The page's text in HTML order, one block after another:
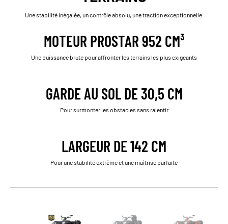
Une stabilité inégalée, un contrôle absolu, une traction exceptionnelle.
MOTEUR PROSTAR 952 CM³
Une puissance brute pour affronter les terrains les plus exigeants
GARDE AU SOL DE 30,5 CM
Pour surmonter les obstacles sans ralentir
LARGEUR DE 142 CM
Pour une stabilité extrême et une maîtrise parfaite